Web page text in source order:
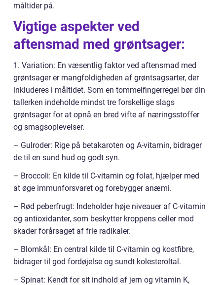
måltider på.
Vigtige aspekter ved
aftensmad med grøntsager:
1. Variation: En væsentlig faktor ved aftensmad med
grøntsager er mangfoldigheden af grøntsagsarter, der
inkluderes i måltidet. Som en tommelfingerregel bør din
tallerken indeholde mindst tre forskellige slags
grøntsager for at opnå en bred vifte af næringsstoffer
og smagsoplevelser.
– Gulroder: Rige på betakaroten og A-vitamin, bidrager
de til en sund hud og godt syn.
– Broccoli: En kilde til C-vitamin og folat, hjælper med
at øge immunforsvaret og forebygger anæmi.
– Rød peberfrugt: Indeholder høje niveauer af C-vitamin
og antioxidanter, som beskytter kroppens celler mod
skader forårsaget af frie radikaler.
– Blomkål: En central kilde til C-vitamin og kostfibre,
bidrager til god fordøjelse og sundt kolesteroltal.
– Spinat: Kendt for sit indhold af jern og vitamin K,